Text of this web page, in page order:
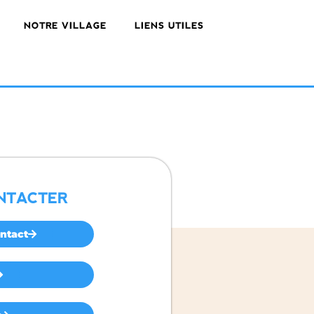
NOTRE VILLAGE LIENS UTILES